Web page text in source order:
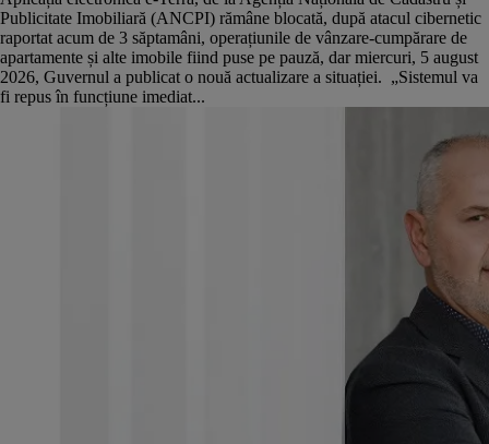
Publicitate Imobiliară (ANCPI) rămâne blocată, după atacul cibernetic
raportat acum de 3 săptamâni, operațiunile de vânzare-cumpărare de
apartamente și alte imobile fiind puse pe pauză, dar miercuri, 5 august
2026, Guvernul a publicat o nouă actualizare a situației. „Sistemul va
fi repus în funcțiune imediat...